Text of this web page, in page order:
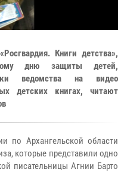
Книги детства»,
дню защиты детей,
ведомства на видео
детских книгах, читают
по Архангельской области
которые представили одно
писательницы Агнии Барто